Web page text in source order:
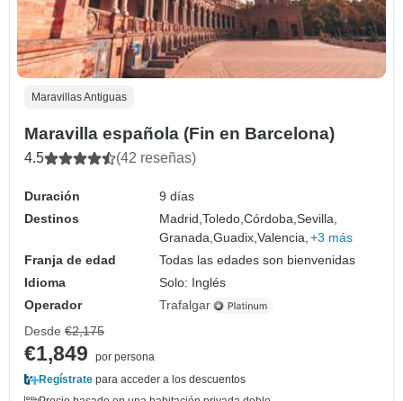
Maravillas Antiguas
Maravilla española (Fin en Barcelona)
4.5 (42 reseñas)
Duración
9 días
Destinos
Madrid,Toledo,Córdoba,Sevilla,
Granada,Guadix,Valencia, +3 más
Franja de edad
Todas las edades son bienvenidas
Idioma
Solo: Inglés
Operador
Trafalgar
Desde €2,175
€1,849
por persona
Regístrate para acceder a los descuentos